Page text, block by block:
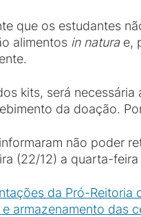
que os estudantes
alimentos in naturae,
kits, será
da doação.
não poder
(22/12) a quarta-
da Pró-
armazenamento das